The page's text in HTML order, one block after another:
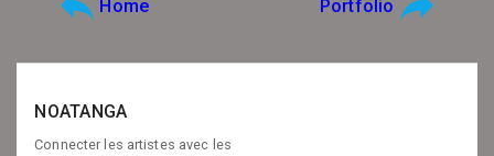
Home Portfolio
NOATANGA
Connecter les artistes avec les